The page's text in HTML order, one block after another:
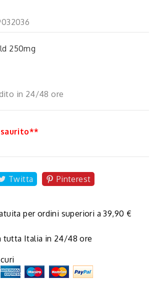
250mg
in 24/48 ore
Twitta Pinterest
per ordini superiori a 39,90 €
tutta Italia in 24/48 ore